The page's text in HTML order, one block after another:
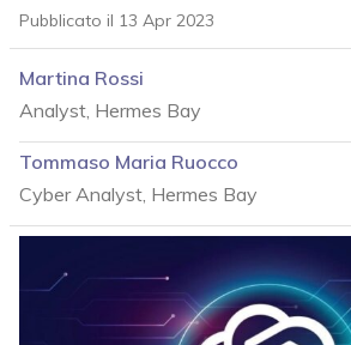
Pubblicato il 13 Apr 2023
Martina Rossi
Analyst, Hermes Bay
Tommaso Maria Ruocco
Cyber Analyst, Hermes Bay